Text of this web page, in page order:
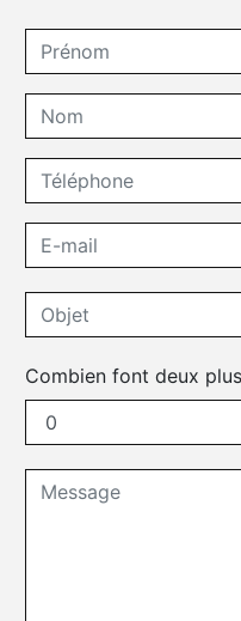
Combien font deux